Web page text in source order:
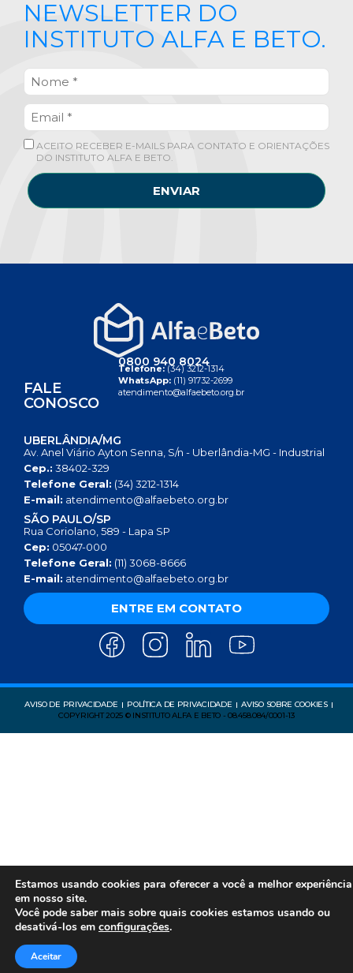
NEWSLETTER DO
INSTITUTO ALFA E BETO.
ACEITO RECEBER E-MAILS PARA CONTATO E ORIENTAÇÕES
DO INSTITUTO ALFA E BETO.
ENVIAR
FALE
CONOSCO
0800 940 8024
Telefone:(34) 3212-1314
WhatsApp: (11) 91732-2699
atendimento@alfaebeto.org.br
UBERLÂNDIA/MG
Av. Anel Viário Ayton Senna, S/n - Uberlândia-MG - Industrial
Cep.: 38402-329
Telefone Geral: (34) 3212-1314
E-mail: atendimento@alfaebeto.org.br
SÃO PAULO/SP
Rua Coriolano, 589 - Lapa SP
Cep: 05047-000
Telefone Geral: (11) 3068-8666
E-mail: atendimento@alfaebeto.org.br
ENTRE EM CONTATO
AVISO DE PRIVACIDADE POLÍTICA DE PRIVACIDADE
AVISO SOBRE COOKIES
COPYRIGHT 2025 © INSTITUTO ALFA E BETO - 08.458.084/0001-13
Estamos usando cookies para oferecer a você a melhor experiência
em nosso site.
Você pode saber mais sobre quais cookies estamos usando ou
desativá-los em configurações.
Aceitar